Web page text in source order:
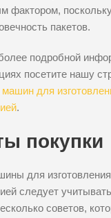
фактором,
пакетов.
подробной
посетите нашу
машин для
.
покупки
для
следует
советов,